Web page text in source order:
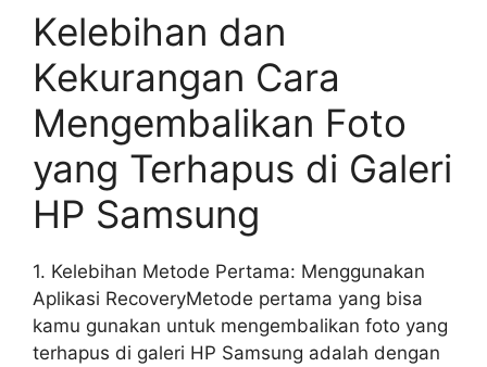
Kelebihan dan
Kekurangan Cara
Mengembalikan Foto
yang Terhapus di Galeri
HP Samsung
1. Kelebihan Metode Pertama: Menggunakan
Aplikasi RecoveryMetode pertama yang bisa
kamu gunakan untuk mengembalikan foto yang
terhapus di galeri HP Samsung adalah dengan